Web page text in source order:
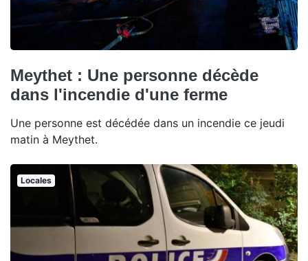
Meythet : Une personne décède
dans l'incendie d'une ferme
Une personne est décédée dans un incendie ce jeudi
matin à Meythet.
Locales